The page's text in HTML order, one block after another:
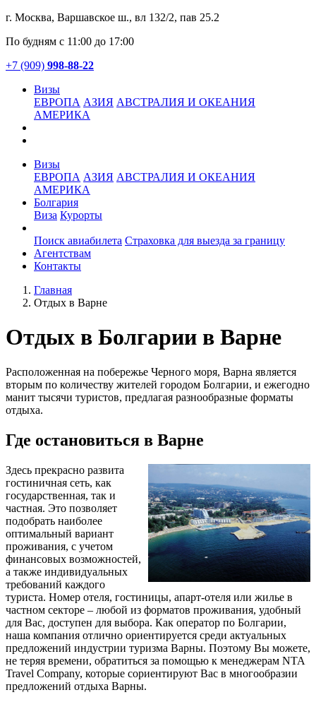
г. Москва, Варшавское ш., вл 132/2, пав 25.2
По будням с 11:00 до 17:00
+7 (909) 998-88-22
Визы
ЕВРОПА АЗИЯ АВСТРАЛИЯ И ОКЕАНИЯ
АМЕРИКА
Визы
ЕВРОПА АЗИЯ АВСТРАЛИЯ И ОКЕАНИЯ
АМЕРИКА
Болгария
Виза Курорты
Поиск авиабилета Страховка для выезда за границу
Агентствам
Контакты
Главная
Отдых в Варне
Отдых в Болгарии в Варне
Расположенная на побережье Черного моря, Варна является
вторым по количеству жителей городом Болгарии, и ежегодно
манит тысячи туристов, предлагая разнообразные форматы
отдыха.
Где остановиться в Варне
Здесь прекрасно развита
гостиничная сеть, как
государственная, так и
частная. Это позволяет
подобрать наиболее
оптимальный вариант
проживания, с учетом
финансовых возможностей,
а также индивидуальных
требований каждого
туриста. Номер отеля, гостиницы, апарт-отеля или жилье в
частном секторе – любой из форматов проживания, удобный
для Вас, доступен для выбора. Как оператор по Болгарии,
наша компания отлично ориентируется среди актуальных
предложений индустрии туризма Варны. Поэтому Вы можете,
не теряя времени, обратиться за помощью к менеджерам NTA
Travel Company, которые сориентируют Вас в многообразии
предложений отдыха Варны.